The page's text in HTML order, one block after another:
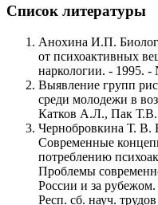
Список литературы
Анохина И.П.
от психоактивных
наркологии. - 1995.
Выявление групп
среди молодежи в
Катков А.Л., Пак Т.В.
Чернобровкина Т. В.
Современные
потреблению
Проблемы
России и за
Респ. сб. науч.